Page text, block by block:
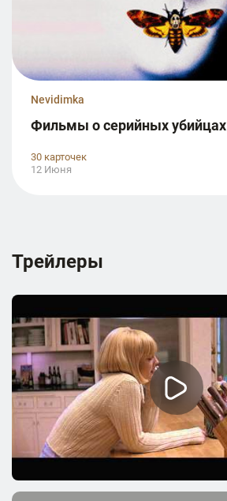
Nevidimka
Фильмы о серийных убийцах
30 карточек
12 Июня
Трейлеры